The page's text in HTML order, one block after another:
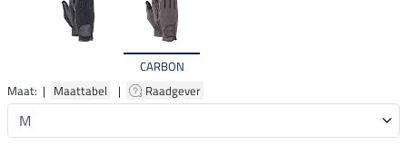
CARBON
Maat: | Maattabel | Raadgever